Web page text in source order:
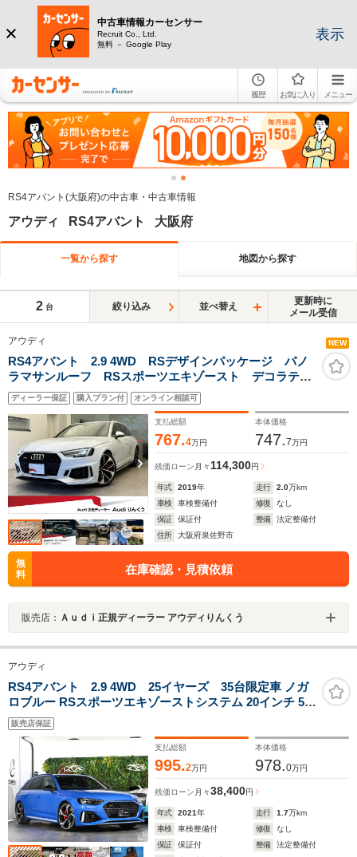
中古車情報カーセンサー
Recruit Co., Ltd.
無料 － Google Play
表示
履歴 お気に入り メニュー
RS4アバント(大阪府)の中古車・中古車情報
アウディ RS4アバント 大阪府
一覧から探す 地図から探す
2 台 絞り込み 並べ替え
更新時に
メール受信
アウディ NEW
RS4アバント 2.9 4WD RSデザインパッケージ パノ
ラマサンルーフ RSスポーツエキゾースト デコラティ
ブパネルカーボン アシスタンスパッケージ OP20イン
チAW レッドキャリパー プライバシーガラス フルセ
グTV 全周囲カメラ 認中
ディーラー保証 購入プラン付 オンライン相談可
支払総額
767.4万円
本体価格
747.7万円
残価ローン 月々114,300円
年式 2019年 走行 2.0万km
車検
車検整備付 修復
なし
保証
保証付 整備
法定整備付
住所
大阪府泉佐野市
無
料
在庫確認・見積依頼
販売店： Ａｕｄｉ正規ディーラー アウディりんくう
アウディ
RS4アバント 2.9 4WD 25イヤーズ 35台限定車 ノガ
ロブルー RSスポーツエキゾーストシステム 20インチ 5ア
ームフラッグデザイングロスアンスラサイト/ブラックポ
販売店保証
支払総額
995.2万円
本体価格
978.0万円
残価ローン 月々38,400円
年式 2021年 走行 1.7万km
車検
車検整備付 修復
なし
保証
保証付 整備
法定整備付